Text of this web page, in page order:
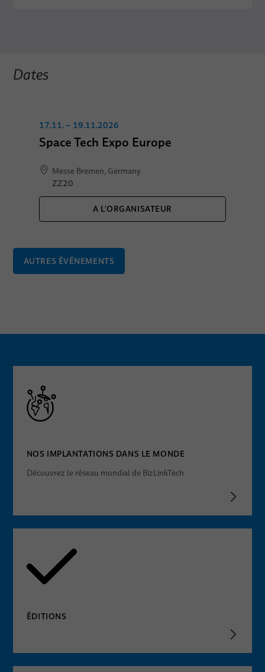
Dates
17.11. – 19.11.2026
Space Tech Expo Europe
Messe Bremen, Germany
ZZ20
A L'ORGANISATEUR
AUTRES ÉVÉNEMENTS
NOS IMPLANTATIONS DANS LE MONDE
Découvrez le réseau mondial de BizLinkTech
ÉDITIONS